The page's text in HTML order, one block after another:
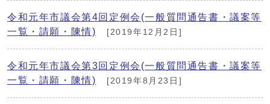
令和元年市議会第4回定例会(一般質問通告書・議案等
一覧・請願・陳情)
[2019年12月2日]
令和元年市議会第3回定例会(一般質問通告書・議案等
一覧・請願・陳情)
[2019年8月23日]